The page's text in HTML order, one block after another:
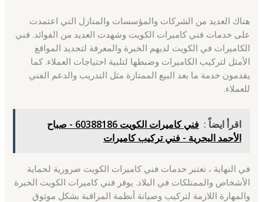
هناك العديد من الشركات والمؤسسات والمنازل التي اعتمدت
على خدمات فني كاميرات الكويت وشهدت العديد من الفوائد. فني
الكاميرات في الكويت لديهم الخبرة والمعرفة لتحديد المواقع
الأمثل لتركيب الكاميرات وضبطها لتلبية احتياجات العملاء. كما
يقدمون خدمة ما بعد البيع الممتازة مثل التدريب والدعم الفني
للعملاء.
اقرأ ايضاً :
فني كاميرات الكويت 60388186 - صباح
الأحمد البحرية - فني تركيب كاميرات
في النهاية ، تعتبر خدمات فني كاميرات الكويت ضرورية لحماية
الأشخاص والممتلكات في البلاد. يوفر فني كاميرات الكويت الخبرة
والمهارة اللازمة لتركيب وصيانة أنظمة المراقبة بشكل موثوق